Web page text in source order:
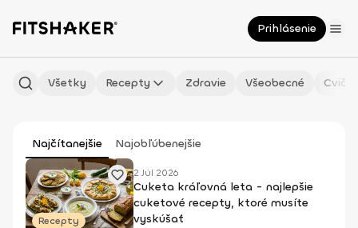
Prihlásenie
Všetky Recepty Zdravie Všeobecné
Najčítanejšie Najobľúbenejšie
Recepty
2 Júl 2026
Cuketa kráľovná leta - najlepšie
cuketové recepty, ktoré musíte
vyskúšať